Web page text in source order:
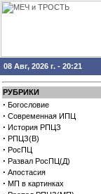
08 Авг, 2026 г. - 20:21
РУБРИКИ
· Богословие
· Современная ИПЦ
· История РПЦЗ
· РПЦЗ(В)
· РосПЦ
· Развал РосПЦ(Д)
· Апостасия
· МП в картинках